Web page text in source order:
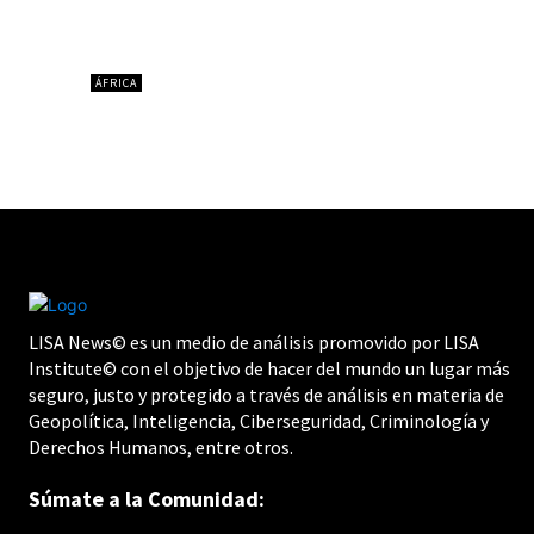
ÁFRICA
LISA News© es un medio de análisis promovido por LISA
Institute© con el objetivo de hacer del mundo un lugar más
seguro, justo y protegido a través de análisis en materia de
Geopolítica, Inteligencia, Ciberseguridad, Criminología y
Derechos Humanos, entre otros.
Súmate a la Comunidad: